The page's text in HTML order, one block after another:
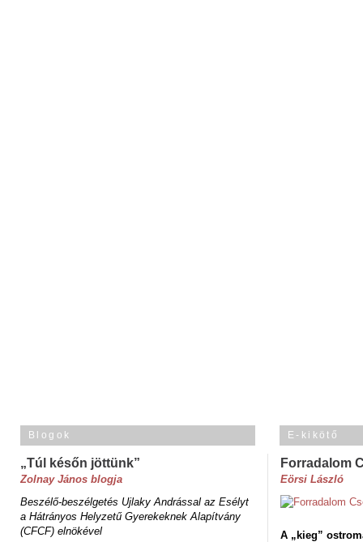
Blogok
„Túl későn jöttünk”
Zolnay János blogja
Beszélő-beszélgetés Ujlaky Andrással az Esélyt
a Hátrányos Helyzetű Gyerekeknek Alapítvány
(CFCF) elnökével
E-kikötő
Forradalom
Eörsi László
A „kieg”